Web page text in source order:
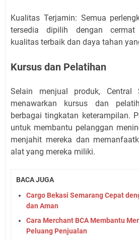
Kualitas Terjamin: Semua
tersedia dipilih dengan
kualitas terbaik dan daya tahan
Kursus dan Pelatihan
Selain menjual produk, Central
menawarkan kursus dan
berbagai tingkatan keterampilan.
untuk membantu pelanggan
menjahit mereka dan
alat yang mereka miliki.
BACA JUGA
Cargo Bekasi Semarang Cepat
dan Aman
Cara Merchant BCA Membantu
Peluang Penjualan